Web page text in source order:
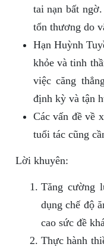
tai nạn bất
tổn thương do
Hạn Huỳnh
khỏe và tinh
việc căng
định kỳ và tận
Các vấn đề về
tuổi tác cũng
Lời khuyên:
Tăng cường
dụng chế độ
cao sức đề
Thực hành